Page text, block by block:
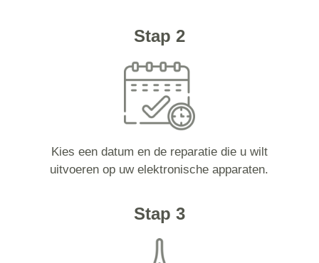
Stap 2
Kies een datum en de reparatie die u wilt
uitvoeren op uw elektronische apparaten.
Stap 3